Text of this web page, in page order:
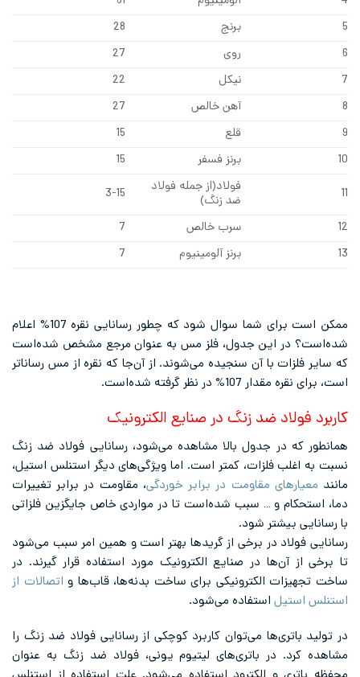
5
برنج
28
6
روی
27
7
نیکل
22
8
آهن خالص
27
9
قلع
15
10
برنز فسفر
15
11
فولاد(از جمله فولاد
ضد زنگ)
3-15
12
سرب خالص
7
13
برنز آلومینیوم 7
ممکن است برای شما سوال شود که چطور رسانایی نقره 107% اعلام
شده‌است؟ در این جدول، فلز مس به عنوان مرجع مشخص شده‌است
که سایر فلزات با آن سنجیده می‌شوند. از آن‌جا که نقره از مس رساناتر
است، برای نقره مقدار 107% در نظر گرفته شده‌است.
کاربرد فولاد ضد زنگ در صنایع الکترونیک
همانطور که در جدول بالا مشاهده می‌شود، رسانایی فولاد ضد زنگ
نسبت به اغلب فلزات، کمتر است. اما ویژگی‌های دیگر استنلس استیل،
مانند معیار‌های مقاومت در برابر خوردگی، مقاومت در برابر تغییرات
دما، استحکام و … سبب شده‌است تا در مواردی خاص جایگزین فلزاتی
با رسانایی بیشتر شود.
رسانایی فولاد در برخی از گریدها بهتر است و همین امر سبب می‌شود
تا برخی از آن‌ها در صنایع الکترونیک مورد استفاده قرار گیرند. در
ساخت تجهیزات الکترونیکی برای ساخت بدنه‌ها، قاب‌ها و اتصالات از
استنلس استیل استفاده می‌شود.
در تولید باتری‌ها می‌توان کاربرد کوچکی از رسانایی فولاد ضد زنگ را
مشاهده کرد. در باتری‌های لیتیوم یونی، فولاد ضد زنگ به عنوان